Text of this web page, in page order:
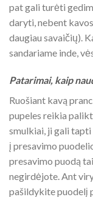
pat gali turėti
daryti, nebent
daugiau savaičių).
sandariame inde,
Patarimai, kaip
Ruošiant kavą
pupeles reikia
smulkiai, ji gali
į presavimo
presavimo puodą
negirdėjote. Ant
pašildykite puodelį